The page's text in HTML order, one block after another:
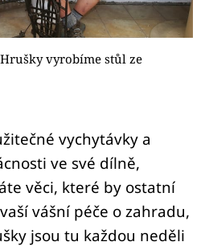
vyrobíme stůl ze
vychytávky a
ve své dílně,
věci, které by ostatní
vášní péče o zahradu,
jsou tu každou neděli